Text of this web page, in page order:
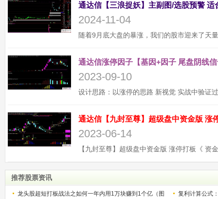
2024-11-04
通达信涨停因子【基因+因子 尾盘阴线
2023-09-10
2023-06-14
推荐股票资讯
龙头股超短打板战法之如何一年内用1万块赚到1个亿（图
复利计算公式